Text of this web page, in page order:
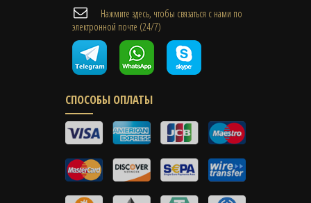
Нажмите здесь, чтобы связаться с нами по
электронной почте (24/7)
СПОСОБЫ ОПЛАТЫ